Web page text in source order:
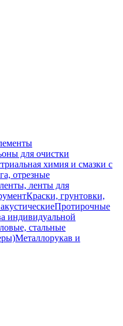
для очистки
химия и смазки с
отрезные
ленты для
Краски, грунтовки,
Протирочные
индивидуальной
стальные
Металлорукав и